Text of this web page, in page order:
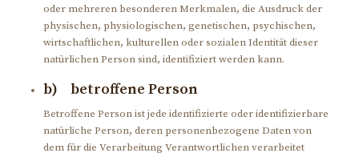
oder mehreren besonderen Merkmalen, die Ausdruck der
physischen, physiologischen, genetischen, psychischen,
wirtschaftlichen, kulturellen oder sozialen Identität dieser
natürlichen Person sind, identifiziert werden kann.
b) betroffene Person
Betroffene Person ist jede identifizierte oder identifizierbare
natürliche Person, deren personenbezogene Daten von
dem für die Verarbeitung Verantwortlichen verarbeitet